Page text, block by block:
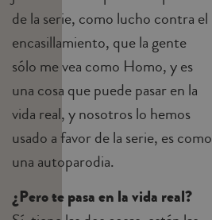
de la serie, como lucho contra el
encasillamiento, que la gente
sólo me vea como Homo, y es
una cosa que puede pasar en la
vida real, y nosotros lo hemos
usado a favor de la serie, es como
una autoparodia.
¿Pero te pasa en la vida real?